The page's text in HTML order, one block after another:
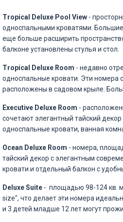
Tropical Deluxe Pool View -
односпальными кроватями.
еще больше расширить
балконе установлены стулья и стол.
Tropical Deluxe Room - недавно
односпальные кровати. Эти номера
расположены в садовом крыле.
Executive Deluxe Room -
сочетают элегантный тайский
односпальные кровати, ванная
Ocean Deluxe Room - номера,
тайский декор с элегантным
кровати и отдельный балкон с
Deluxe Suite - площадью 98-124 кв.
size", что делает эти номера
и 3 детей младше 12 лет могут